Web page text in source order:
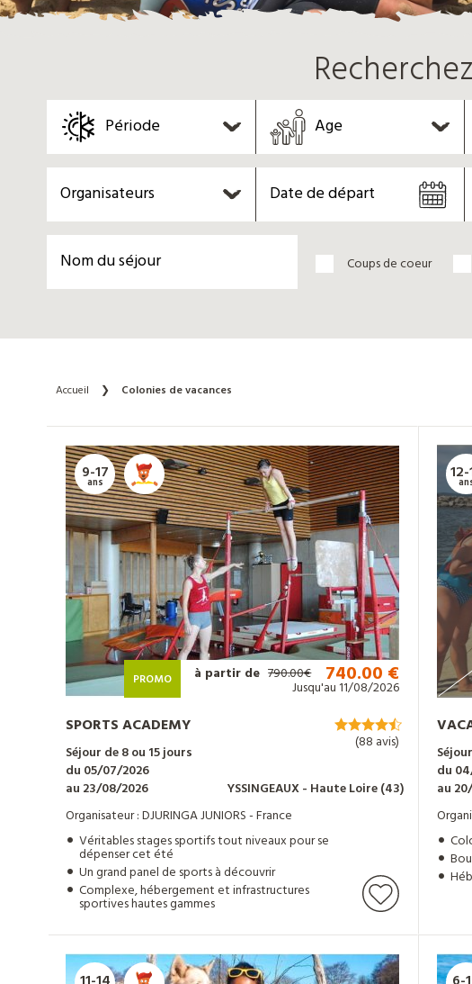
Période Age
Organisateurs
Coups de coeur
Accueil ❯ Colonies de vacances
9-17
ans
PROMO à partir de 790.00€ 740.00 €
Jusqu'au 11/08/2026
SPORTS ACADEMY
Séjour de 8 ou 15 jours
du 05/07/2026
au 23/08/2026
YSSINGEAUX- Haute Loire(43)
Organisateur : DJURINGA JUNIORS - France
Véritables stages sportifs tout niveaux pour se
dépenser cet été
Un grand panel de sports à découvrir
Complexe, hébergement et infrastructures
sportives hautes gammes
(88 avis)
du
au